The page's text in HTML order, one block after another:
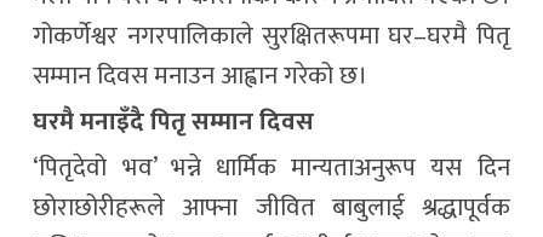
गोकर्णेश्वर नगरपालिकाले सुरक्षितरूपमा घर–घरमै पितृ
सम्मान दिवस मनाउन आह्वान गरेको छ।
घरमै मनाइँदै पितृ सम्मान दिवस
‘पितृदेवो भव’ भन्ने धार्मिक मान्यताअनुरूप यस दिन
छोराछोरीहरूले आफ्ना जीवित बाबुलाई श्रद्धापूर्वक